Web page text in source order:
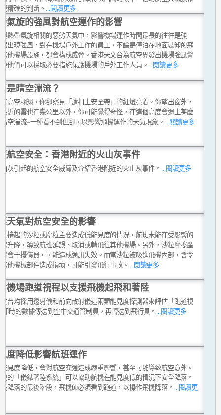
精確的判斷。 ...閱讀更多
氣旋的強風對航空運作的影響
熱帶氣旋相關的惡劣天氣中，影響機場運作時間最長的往往是強
出現強風，對在機場戶外工作的員工，不論是停泊在地面裝卸的飛
他機場設施，都會構成威脅。香港天文台為航空界發出機場強風警
他們可以採取必要措施保護機場的戶外工作人員。 ...閱讀更多
是晴空湍流？
高空翱翔，你卻察見「請扣上安全帶」的紅燈亮着。你望出窗外，
近的雲也在幾公里以外，你可能覺得奇怪，在這個高度會遇上甚麼
空湍流–一種看不到但卻可以影響飛機運作的天氣現象。
...閱讀更多
航空安全：香港附近的火山灰事件
灰引起的航空安全威脅及介紹香港附近的火山灰事件。 ...閱讀更多
天氣對航空安全的影響
捲起的沙粒或塵粒主要造成低能見度的情況，航班未能在受影響的
升降，導致航班延誤、取消或轉飛往其他機場。另外，沙粒摩擦產
會干擾儀器，可能造成通訊失效。而當沙粒被吸進飛機內部，會令
他機械部件造成損壞，可能引發飛行事故。
...閱讀更多
機場跑道視程以支援飛機起飛和著陸
台均採用透射儀和前向散射儀這兩類能見度探測器來評估「跑道視
即時的數據傳送到空中交通管制員，再轉送到飛行員。 ...閱讀更多
度降低影響航班運作
見度降低，會對航空交通造成嚴重影響，甚至可能導致航空意外。
的「儀錶著陸系統」可以協助航機在能見度低的情況下安全降落。
降落的最後階段，飛機師必須看到跑道，以操作飛機降落。 ...閱讀更